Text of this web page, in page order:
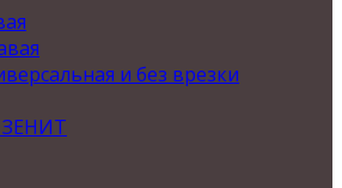
и без врезки